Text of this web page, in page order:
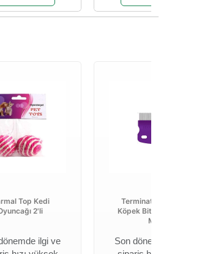
Top Kedi
2'li
ilgi ve
Terminator Kedi Ve
Köpek Bit Pire Tarağı
Mor
Son dönemde ilgi ve